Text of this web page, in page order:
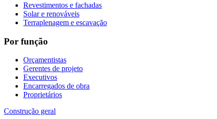
Revestimentos e fachadas
Solar e renováveis
Terraplenagem e escavação
Por função
Orçamentistas
Gerentes de projeto
Executivos
Encarregados de obra
Proprietários
Construção geral